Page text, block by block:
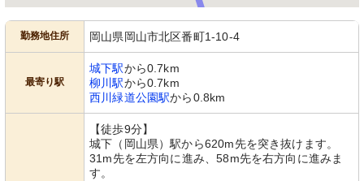
勤務地住所 岡山県岡山市北区番町1-10-4
最寄り駅
城下駅から0.7km
柳川駅から0.7km
西川緑道公園駅から0.8km
【徒歩9分】
城下（岡山県）駅から620m先を突き抜けます。
31m先を左方向に進み、58m先を右方向に進みま
す。